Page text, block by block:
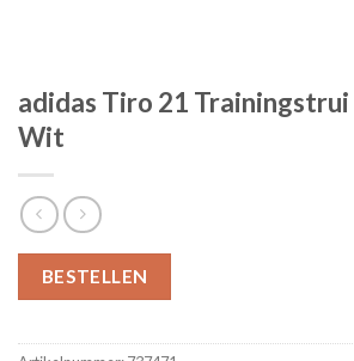
adidas Tiro 21
Wit
BESTELLEN